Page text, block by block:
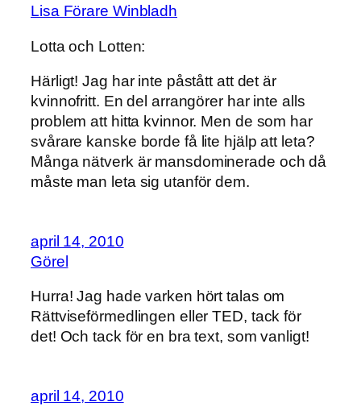
Lisa Förare Winbladh
Lotta och Lotten:
Härligt! Jag har inte påstått att det är
kvinnofritt. En del arrangörer har inte alls
problem att hitta kvinnor. Men de som har
svårare kanske borde få lite hjälp att leta?
Många nätverk är mansdominerade och då
måste man leta sig utanför dem.
april 14, 2010
Görel
Hurra! Jag hade varken hört talas om
Rättviseförmedlingen eller TED, tack för
det! Och tack för en bra text, som vanligt!
april 14, 2010